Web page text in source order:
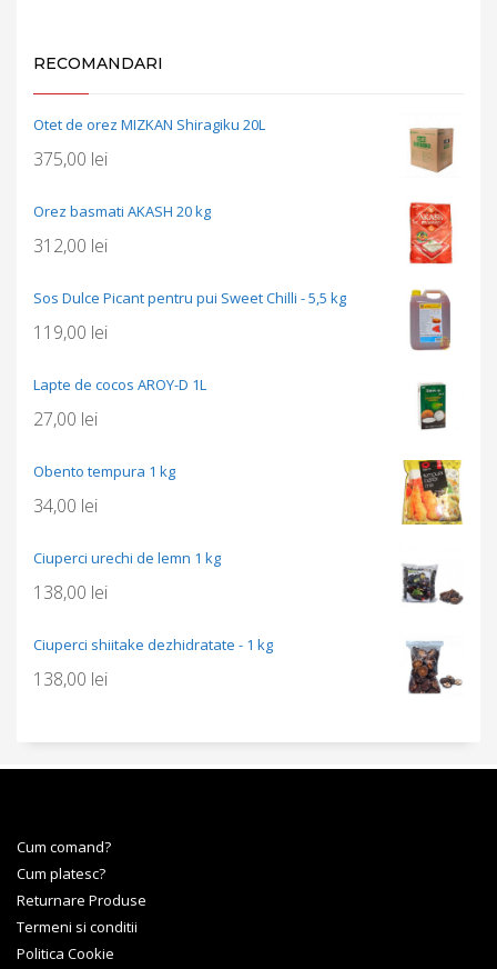
RECOMANDARI
Otet de orez MIZKAN Shiragiku 20L
375,00 lei
Orez basmati AKASH 20 kg
312,00 lei
Sos Dulce Picant pentru pui Sweet Chilli - 5,5 kg
119,00 lei
Lapte de cocos AROY-D 1L
27,00 lei
Obento tempura 1 kg
34,00 lei
Ciuperci urechi de lemn 1 kg
138,00 lei
Ciuperci shiitake dezhidratate - 1 kg
138,00 lei
Cum comand?
Cum platesc?
Returnare Produse
Termeni si conditii
Politica Cookie